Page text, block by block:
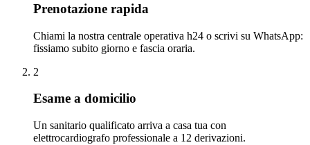
Prenotazione rapida
Chiami la nostra centrale operativa h24 o scrivi su WhatsApp:
fissiamo subito giorno e fascia oraria.
2
Esame a domicilio
Un sanitario qualificato arriva a casa tua con
elettrocardiografo professionale a 12 derivazioni.